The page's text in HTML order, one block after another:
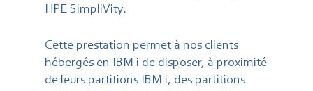
HPE SimpliVity.
Cette prestation permet à nos clients
hébergés en IBM i de disposer, à proximité
de leurs partitions IBM i, des partitions